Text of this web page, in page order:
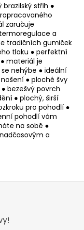
brazilský střih ●
zaručuje
a
tradičních gumiček
tlaku ● perfektní
materiál je
nehýbe ● ideální
● ploché švy
bezešvý povrch
● plochý, širší
pro pohodlí ●
pohodlí vám
na sobě ●
a